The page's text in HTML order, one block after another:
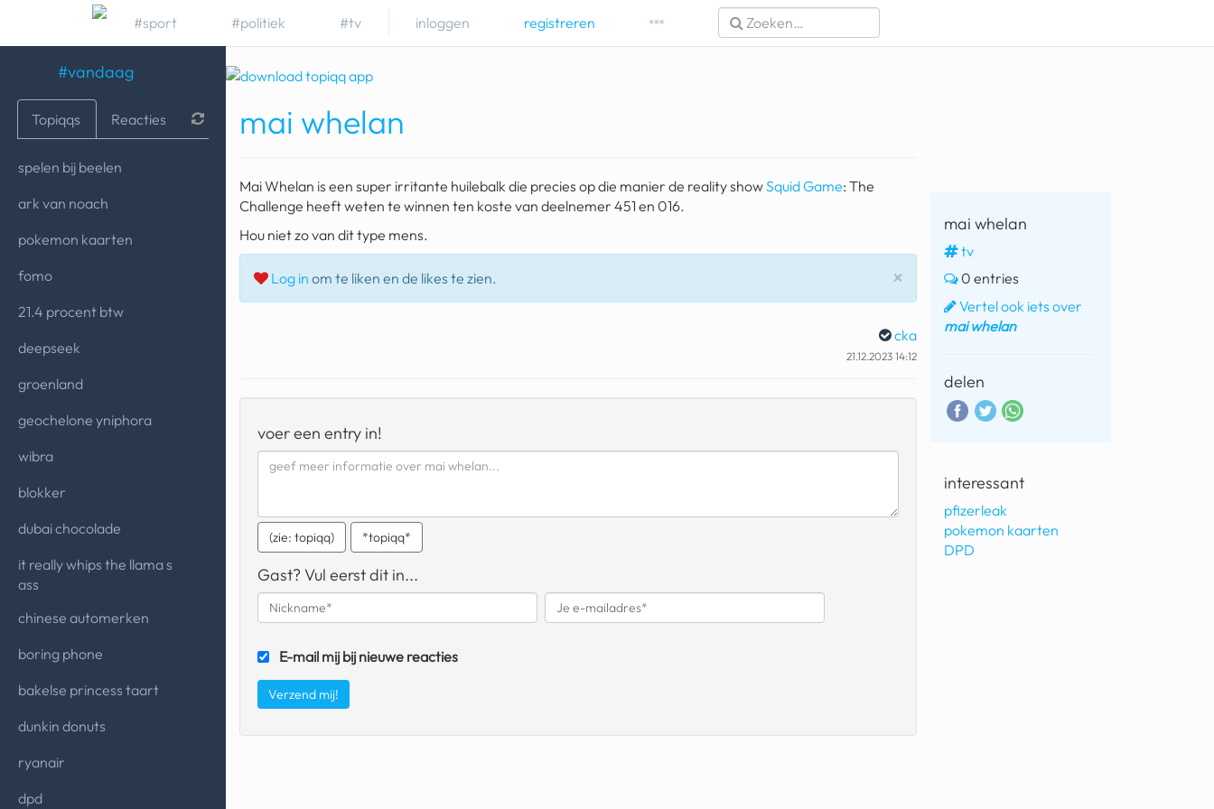
#sport #politiek #tv inloggen registreren
#vandaag
Topiqqs Reacties
spelen bij beelen
ark van noach
pokemon kaarten
fomo
21.4 procent btw
deepseek
groenland
geochelone yniphora
wibra
blokker
dubai chocolade
it really whips the llama s
ass
chinese automerken
boring phone
bakelse princess taart
dunkin donuts
ryanair
dpd
mai whelan
Mai Whelan is een super irritante huilebalk die precies op die manier de reality showSquid Game: The
Challenge heeft weten te winnen ten koste van deelnemer 451 en 016.
Hou niet zo van dit type mens.
×Sluiten
Log in om te liken en de likes te zien.
cka
21.12.2023 14:12
voer een entry in!
(zie: topiqq) *topiqq*
Gast? Vul eerst dit in...
E-mail mij bij nieuwe reacties
mai whelan
tv
0 entries
Vertel ook iets over
mai whelan
delen
interessant
pfizerleak
pokemon kaarten
DPD